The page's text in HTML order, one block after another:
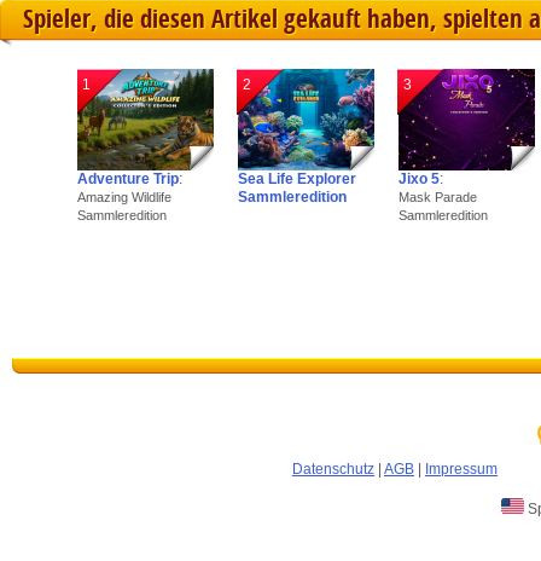
Spieler, die diesen Artikel gekauft haben, spielten
1
Adventure Trip:
Amazing Wildlife
Sammleredition
2
Sea Life Explorer
Sammleredition
3
Jixo 5:
Mask Parade
Sammleredition
Datenschutz AGB Impressum